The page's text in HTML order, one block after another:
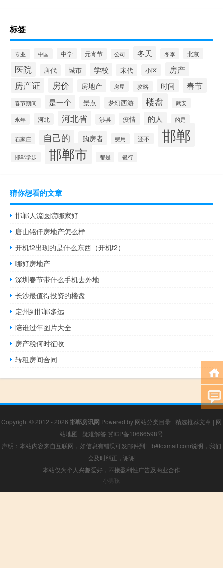
标签
专业 中国 中学 元宵节 公司 冬天 冬季 北京
医院 唐代 城市 学校 宋代 小区 房产
房产证 房价 房地产 房屋 攻略 时间 春节
春节期间 是一个 景点 梦幻西游 楼盘 武安
永年 河北 河北省 涉县 疫情 的人 的是
石家庄 自己的 购房者 费用 还不 邯郸
邯郸学步 邯郸市 都是 银行
猜你想看的文章
邯郸人流医院哪家好
唐山铭仟房地产怎么样
开机f2出现的是什么东西（开机f2）
哪好房地产
深圳春节带什么手机去外地
长沙最值得投资的楼盘
定州到邯郸多远
陪谁过年图片大全
房产税何时征收
转租房间合同
Copyright © 2012 - 2026 邯郸房讯网 Powered by 网站分类目录 | 精选推荐文章 | 网
站地图 | 疑难解答 冀ICP备10666598号
声明：本站内容来自互联网，如信息有错误可发邮件到f_fb#foxmail.com说明，我们
会及时纠正，谢谢
本站仅为个人兴趣爱好，不接盈利性广告及商业合作
小男孩